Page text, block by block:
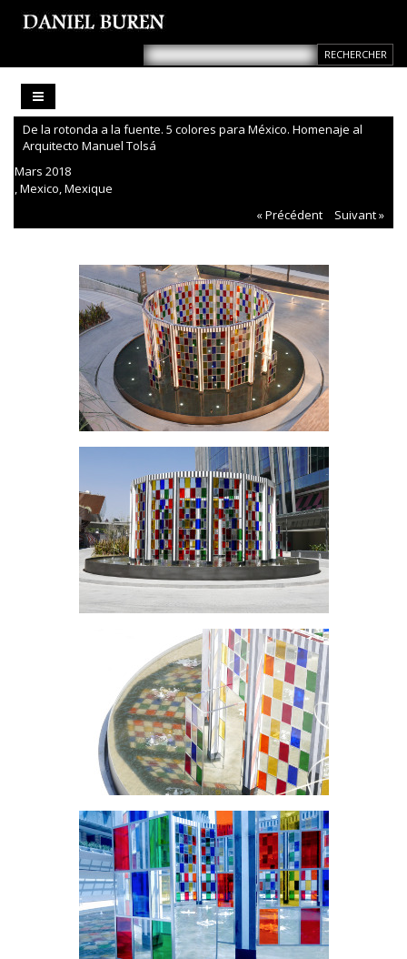
De la rotonda a la fuente. 5 colores para México. Homenaje al
Arquitecto Manuel Tolsá
Mars 2018
, Mexico, Mexique
« Précédent
Suivant »